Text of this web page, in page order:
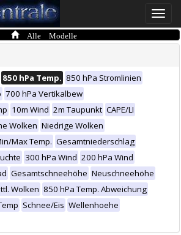
Toggle
Alle Modelle
850 hPa Temp. 850 hPa Stromlinien
700 hPa Vertikalbew
10m Wind 2m Taupunkt CAPE/LI
Wolken Niedrige Wolken
Max Temp. Gesamtniederschlag
300 hPa Wind 200 hPa Wind
Gesamtschneehöhe Neuschneehöhe
Wolken 850 hPa Temp. Abweichung
Schnee/Eis Wellenhoehe